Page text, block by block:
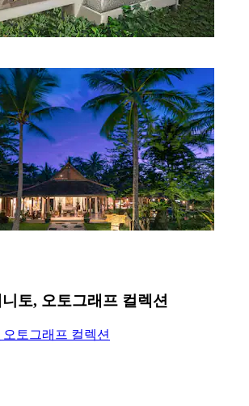
토, 오토그래프 컬렉션
토그래프 컬렉션